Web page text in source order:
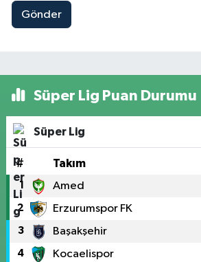
Gönder
Süper Lig Puan Durumu
Süper Lig
# Takım
1 Amed
2 Erzurumspor FK
3 Başakşehir
4 Kocaelispor